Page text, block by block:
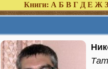
Книги: А Б В Г Д Е Ж З